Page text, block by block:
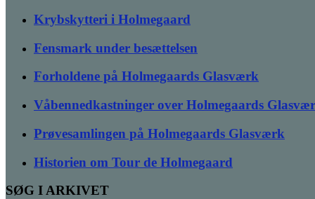
Krybskytteri i Holmegaard
Fensmark under besættelsen
Forholdene på Holmegaards Glasværk
Våbennedkastninger over Holmegaards
Prøvesamlingen på Holmegaards Glasværk
Historien om Tour de Holmegaard
SØG I ARKIVET